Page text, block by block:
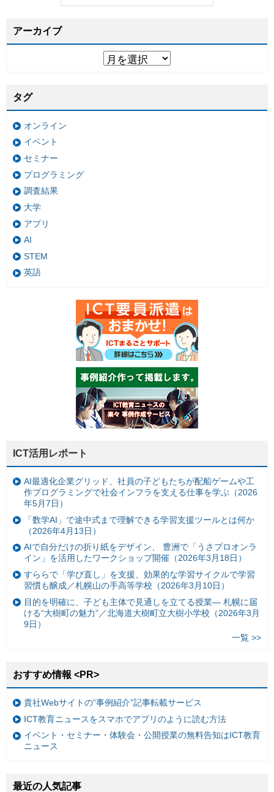
アーカイブ
タグ
オンライン
イベント
セミナー
プログラミング
調査結果
大学
アプリ
AI
STEM
英語
ICT活用レポート
AI最適化企業グリッド、社員の子どもたちが配船ゲームや工
作プログラミングで社会インフラを支える仕事を学ぶ（2026
年5月7日）
「数学AI」で途中式まで理解できる学習支援ツールとは何か
（2026年4月13日）
AIで自分だけの折り紙をデザイン、 豊洲で「うさプロオンラ
イン」を活用したワークショップ開催（2026年3月18日）
すららで「学び直し」を支援、効果的な学習サイクルで学習
習慣も醸成／札幌山の手高等学校（2026年3月10日）
目的を明確に、子ども主体で見通しを立てる授業— 札幌に届
ける“大樹町の魅力”／北海道大樹町立大樹小学校（2026年3月
9日）
一覧 >>
おすすめ情報 <PR>
貴社Webサイトの“事例紹介”記事転載サービス
ICT教育ニュースをスマホでアプリのように読む方法
イベント・セミナー・体験会・公開授業の無料告知はICT教育
ニュース
最近の人気記事